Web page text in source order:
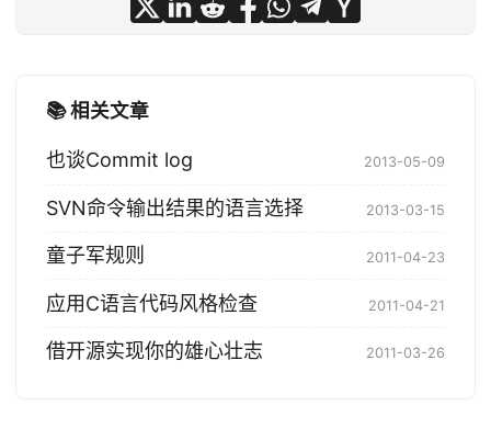
📚 相关文章
也谈Commit log 2013-05-09
SVN命令输出结果的语言选择 2013-03-15
童子军规则 2011-04-23
应用C语言代码风格检查 2011-04-21
借开源实现你的雄心壮志 2011-03-26